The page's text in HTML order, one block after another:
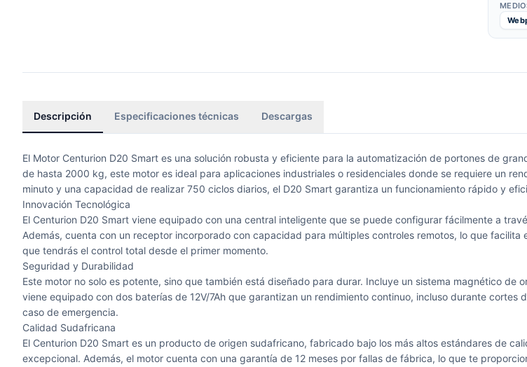
Descripción Especificaciones técnicas Descargas
El Motor Centurion D20 Smart es una solución robusta y eficiente para la automatización de portones de
de hasta 2000 kg, este motor es ideal para aplicaciones industriales o residenciales donde se requiere un
minuto y una capacidad de realizar 750 ciclos diarios, el D20 Smart garantiza un funcionamiento rápido y
Innovación Tecnológica
El Centurion D20 Smart viene equipado con una central inteligente que se puede configurar fácilmente a
Además, cuenta con un receptor incorporado con capacidad para múltiples controles remotos, lo que
que tendrás el control total desde el primer momento.
Seguridad y Durabilidad
Este motor no solo es potente, sino que también está diseñado para durar. Incluye un sistema magnético
viene equipado con dos baterías de 12V/7Ah que garantizan un rendimiento continuo, incluso durante
caso de emergencia.
Calidad Sudafricana
El Centurion D20 Smart es un producto de origen sudafricano, fabricado bajo los más altos estándares de
excepcional. Además, el motor cuenta con una garantía de 12 meses por fallas de fábrica, lo que te